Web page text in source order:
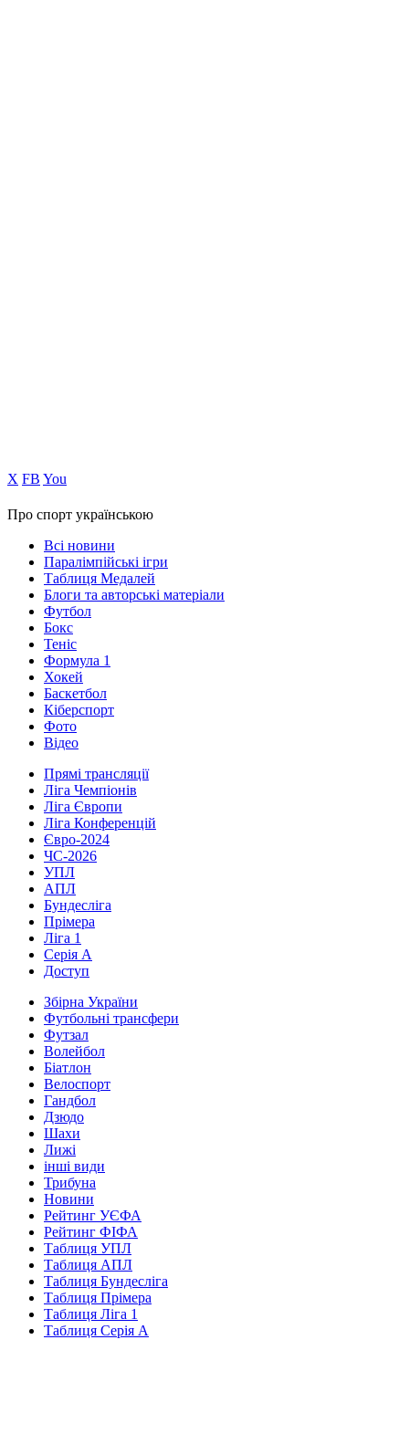
Х FB You
Про спорт українською
Всі новини
Паралімпійські ігри
Таблиця Медалей
Блоги та авторські матеріали
Футбол
Бокс
Теніс
Формула 1
Хокей
Баскетбол
Кіберспорт
Фото
Відео
Прямі трансляції
Ліга Чемпіонів
Ліга Європи
Ліга Конференцій
Євро-2024
ЧС-2026
УПЛ
АПЛ
Бундесліга
Прімера
Ліга 1
Серія А
Доступ
Збірна України
Футбольні трансфери
Футзал
Волейбол
Біатлон
Велоспорт
Гандбол
Дзюдо
Шахи
Лижі
інші види
Трибуна
Новини
Рейтинг УЄФА
Рейтинг ФІФА
Таблиця УПЛ
Таблиця АПЛ
Таблиця Бундесліга
Таблиця Прімера
Таблиця Ліга 1
Таблиця Серія А